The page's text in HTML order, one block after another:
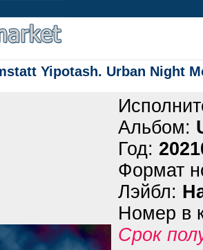
Yipotash. Urban Night
Альбом:
Год:
Формат
Лэйбл:
Номер в
Срок